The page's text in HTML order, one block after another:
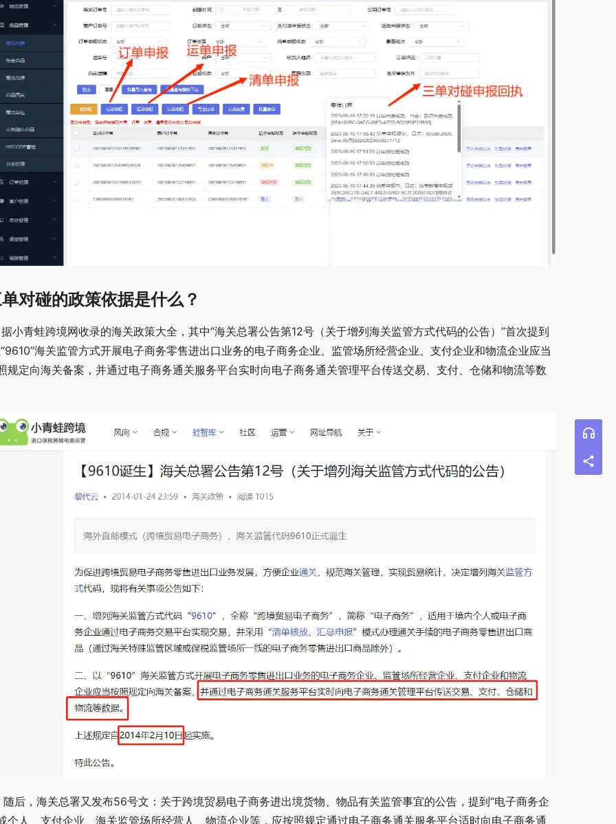
对碰的政策依据是什么？
小青蛙跨境网收录的海关政策大全，其中“海关总署公告第12号（关于增列海关监管方式代码的公告）”首次提到
“9610”海关监管方式开展电子商务零售进出口业务的电子商务企业、监管场所经营企业、支付企业和物流企业应当
规定向海关备案，并通过电子商务通关服务平台实时向电子商务通关管理平台传送交易、支付、仓储和物流等数
随后，海关总署又发布56号文：关于跨境贸易电子商务进出境货物、物品有关监管事宜的公告，提到“电子商务企
个人、支付企业、海关监管场所经营人、物流企业等，应按照规定通过电子商务通关服务平台适时向电子商务通